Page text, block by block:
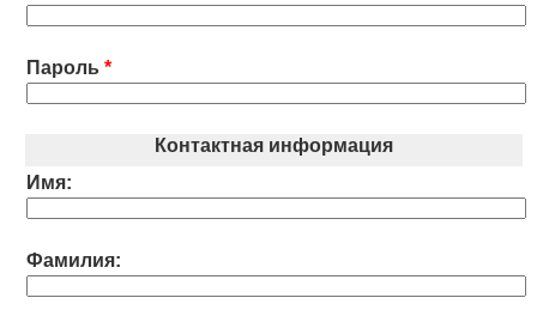
Пароль *
Контактная информация
Имя:
Фамилия: